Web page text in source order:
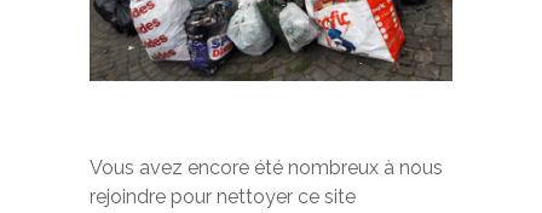
Vous avez encore été nombreux à nous
rejoindre pour nettoyer ce site